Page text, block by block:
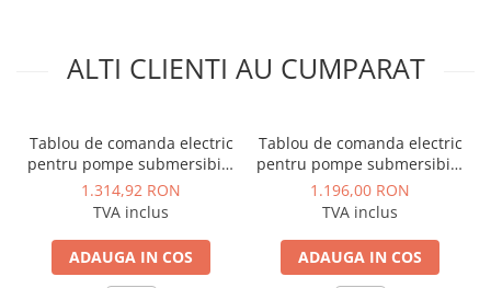
Izolatii tehnice
Izolatii pentru sisteme solare
Izolatii pentru tevi si conducte
Polistiren expandat
Vata minerala bazaltica
Automatizari si elemente de
ALTI CLIENTI AU CUMPARAT
Tablou de comanda electric
pentru pompe submersibile
trifazice de 10HP-15HP
Speroni ATL Epic1-400/15
1.314,92 RON
TVA inclus
ADAUGA IN COS
Tablou de comanda electric
pentru pompe submersibile
trifazice de 0,55HP-10HP
Speroni ATL Epic1-400/10
1.196,00 RON
TVA inclus
ADAUGA IN COS